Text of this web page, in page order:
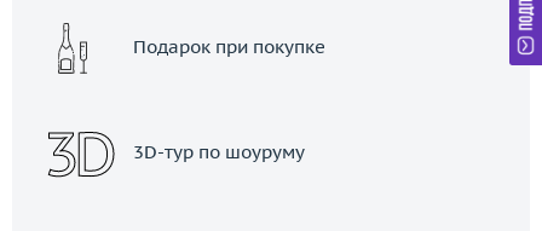
Подарок при покупке
3D-тур по шоуруму